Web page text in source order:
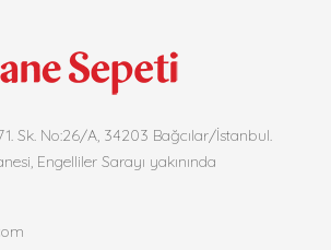
Sk. No:26/A, 34203 Bağcılar/İstanbul.
Engelliler Sarayı yakınında